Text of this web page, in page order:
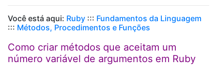
Você está aqui: Ruby ::: Fundamentos da Linguagem
::: Métodos, Procedimentos e Funções
Como criar métodos que aceitam um
número variável de argumentos em Ruby